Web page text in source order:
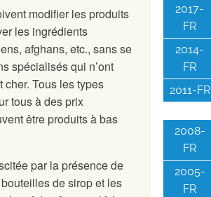
modifier les produits
les ingrédients
afghans, etc., sans se
spécialisés qui n’ont
cher. Tous les types
tous à des prix
être produits à bas
par la présence de
de sirop et les
2017-
FR
2014-
FR
2011-FR
2008-
FR
2005-
FR